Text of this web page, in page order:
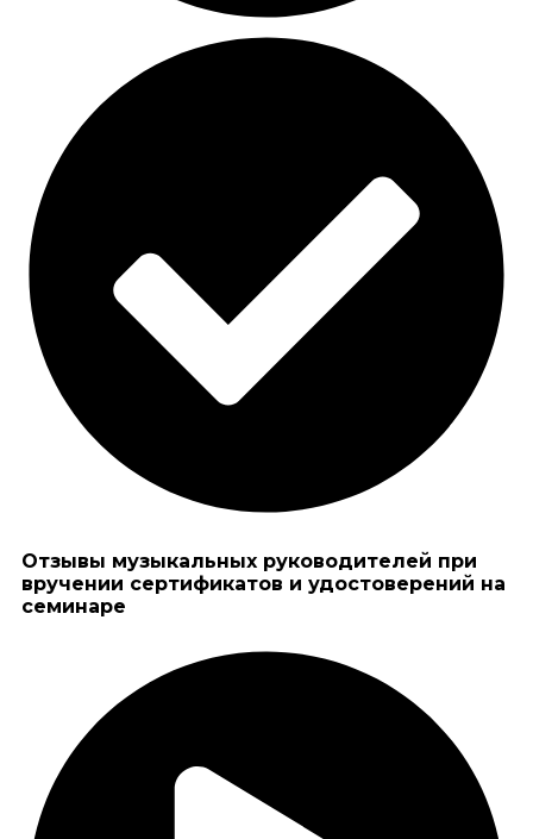
Отзывы музыкальных руководителей при
вручении сертификатов и удостоверений на
семинаре